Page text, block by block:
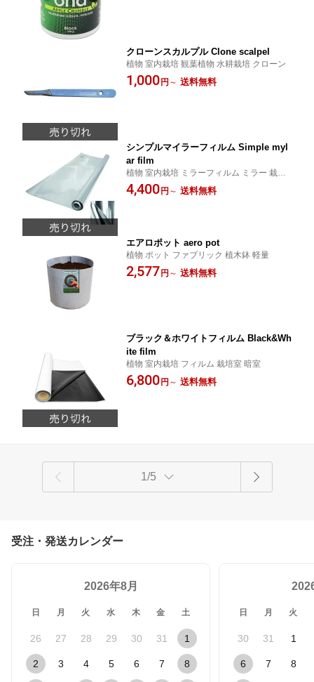
クローンスカルプル Clone scalpel
植物 室内栽培 観葉植物 水耕栽培 クローン
1,000円 ～ 送料無料
シンプルマイラーフィルム Simple myl
ar film
植物 室内栽培 ミラーフィルム ミラー 栽培
室
4,400円 ～ 送料無料
エアロポット aero pot
植物 ポット ファブリック 植木鉢 軽量
2,577円 ～ 送料無料
ブラック＆ホワイトフィルム Black&Wh
ite film
植物 室内栽培 フィルム 栽培室 暗室
6,800円 ～ 送料無料
1/5
受注・発送カレンダー
2026年8月
日 月 火 水 木 金 土
26 27 28 29 30 31 1
2 3 4 5 6 7 8
日 月 火
30 31 1
6 7 8